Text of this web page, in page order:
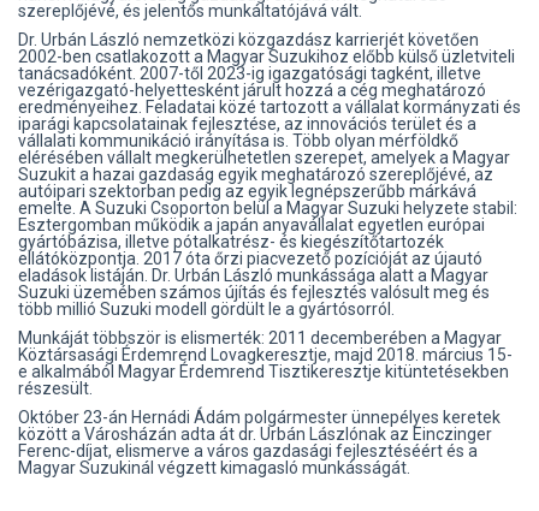
szereplőjévé, és jelentős munkáltatójává vált.
Dr. Urbán László nemzetközi közgazdász karrierjét követően
2002-ben csatlakozott a Magyar Suzukihoz előbb külső üzletviteli
tanácsadóként. 2007-től 2023-ig igazgatósági tagként, illetve
vezérigazgató-helyettesként járult hozzá a cég meghatározó
eredményeihez. Feladatai közé tartozott a vállalat kormányzati és
iparági kapcsolatainak fejlesztése, az innovációs terület és a
vállalati kommunikáció irányítása is. Több olyan mérföldkő
elérésében vállalt megkerülhetetlen szerepet, amelyek a Magyar
Suzukit a hazai gazdaság egyik meghatározó szereplőjévé, az
autóipari szektorban pedig az egyik legnépszerűbb márkává
emelte. A Suzuki Csoporton belül a Magyar Suzuki helyzete stabil:
Esztergomban működik a japán anyavállalat egyetlen európai
gyártóbázisa, illetve pótalkatrész- és kiegészítőtartozék
ellátóközpontja. 2017 óta őrzi piacvezető pozícióját az újautó
eladások listáján. Dr. Urbán László munkássága alatt a Magyar
Suzuki üzemében számos újítás és fejlesztés valósult meg és
több millió Suzuki modell gördült le a gyártósorról.
Munkáját többször is elismerték: 2011 decemberében a Magyar
Köztársasági Érdemrend Lovagkeresztje, majd 2018. március 15-
e alkalmából Magyar Érdemrend Tisztikeresztje kitüntetésekben
részesült.
Október 23-án Hernádi Ádám polgármester ünnepélyes keretek
között a Városházán adta át dr. Urbán Lászlónak az Einczinger
Ferenc-díjat, elismerve a város gazdasági fejlesztéséért és a
Magyar Suzukinál végzett kimagasló munkásságát.